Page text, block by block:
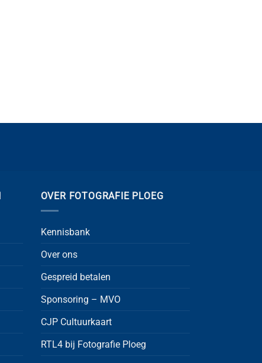
OVER FOTOGRAFIE PLOEG
Kennisbank
Over ons
Gespreid betalen
Sponsoring – MVO
CJP Cultuurkaart
RTL4 bij Fotografie Ploeg